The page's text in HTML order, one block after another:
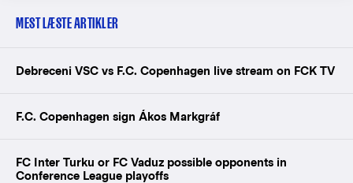
MEST LÆSTE ARTIKLER
Debreceni VSC vs F.C. Copenhagen live stream on FCK TV
F.C. Copenhagen sign Ákos Markgráf
FC Inter Turku or FC Vaduz possible opponents in
Conference League playoffs